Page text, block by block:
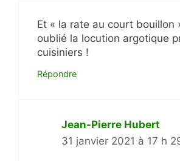
Et « la rate au court bouillon
oublié la locution argotique
cuisiniers !
Répondre
Jean-Pierre Hubert
31 janvier 2021 à 17 h